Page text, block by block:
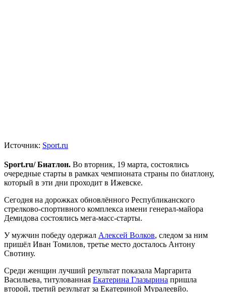
Источник: Sport.ru
Sport.ru/ Биатлон. Во вторник, 19 марта, состоялись
очередные старты в рамках чемпионата страны по биатлону,
который в эти дни проходит в Ижевске.
Сегодня на дорожках обновлённого Республиканского
стрелково-спортивного комплекса имени генерал-майора
Демидова состоялись мега-масс-старты.
У мужчин победу одержал Алексей Волков, следом за ним
пришёл Иван Томилов, третье место досталось Антону
Свотину.
Среди женщин лучший результат показала Маргарита
Васильева, титулованная Екатерина Глазырина пришла
второй, третий результат за Екатериной Муралеевйо.